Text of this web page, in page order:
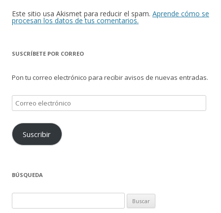
Este sitio usa Akismet para reducir el spam. Aprende cómo se
procesan los datos de tus comentarios.
SUSCRÍBETE POR CORREO
Pon tu correo electrónico para recibir avisos de nuevas entradas.
Correo
electrónico
Suscribir
BÚSQUEDA